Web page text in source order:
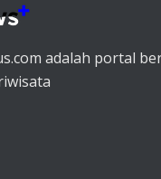
adalah portal